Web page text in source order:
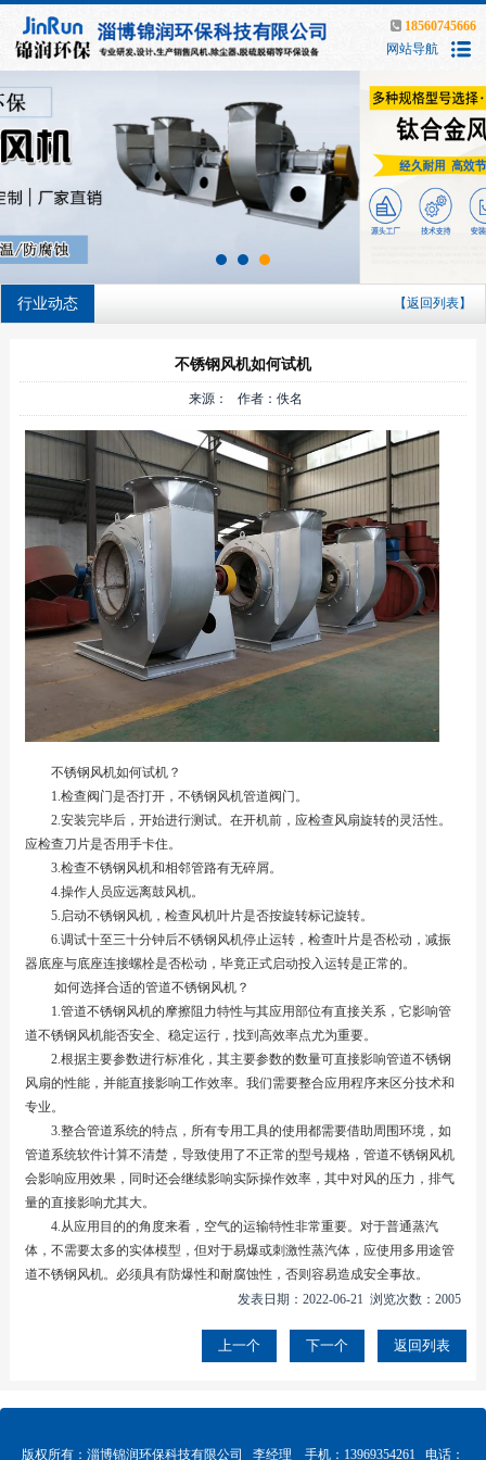
18560745666
网站导航
行业动态 【返回列表】
不锈钢风机如何试机
来源： 作者：佚名
不锈钢风机如何试机？
1.检查阀门是否打开，不锈钢风机管道阀门。
2.安装完毕后，开始进行测试。在开机前，应检查风扇旋转的灵活性。
应检查刀片是否用手卡住。
3.检查不锈钢风机和相邻管路有无碎屑。
4.操作人员应远离鼓风机。
5.启动不锈钢风机，检查风机叶片是否按旋转标记旋转。
6.调试十至三十分钟后不锈钢风机停止运转，检查叶片是否松动，减振
器底座与底座连接螺栓是否松动，毕竟正式启动投入运转是正常的。
如何选择合适的管道不锈钢风机？
1.管道不锈钢风机的摩擦阻力特性与其应用部位有直接关系，它影响管
道不锈钢风机能否安全、稳定运行，找到高效率点尤为重要。
2.根据主要参数进行标准化，其主要参数的数量可直接影响管道不锈钢
风扇的性能，并能直接影响工作效率。我们需要整合应用程序来区分技术和
专业。
3.整合管道系统的特点，所有专用工具的使用都需要借助周围环境，如
管道系统软件计算不清楚，导致使用了不正常的型号规格，管道不锈钢风机
会影响应用效果，同时还会继续影响实际操作效率，其中对风的压力，排气
量的直接影响尤其大。
4.从应用目的的角度来看，空气的运输特性非常重要。对于普通蒸汽
体，不需要太多的实体模型，但对于易爆或刺激性蒸汽体，应使用多用途管
道不锈钢风机。必须具有防爆性和耐腐蚀性，否则容易造成安全事故。
发表日期：2022-06-21 浏览次数：2005
上一个 下一个 返回列表
版权所有：淄博锦润环保科技有限公司 李经理 手机：13969354261 电话：